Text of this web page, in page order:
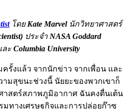
โดยKate Marvel นักวิทยาศาสตร์
ประจำ NASA Goddard
ละ Columbia University
รั้งแล้ว จากนักข่าว จากเพื่อน และ
ามสุขนะช่วงนี้ นัยยะของพวกเขาก็
าสตร์สภาพภูมิอากาศ ฉันคงตื่นเต้น
มทางเศรษฐกิจและการปล่อยก๊าซ